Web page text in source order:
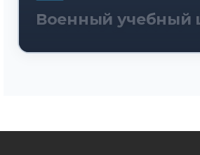
Военный учебный